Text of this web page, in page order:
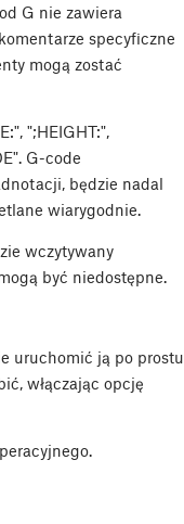
G nie zawiera
specyficzne
mogą zostać
";HEIGHT:",
G-code
będzie nadal
wiarygodnie.
wczytywany
być niedostępne.
uruchomić ją po prostu
włączając opcję